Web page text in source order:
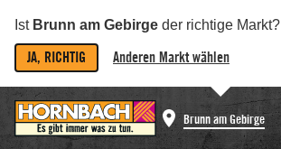
Ist Brunn am Gebirge der richtige Markt?
JA, RICHTIG Anderen Markt wählen
Brunn am Gebirge